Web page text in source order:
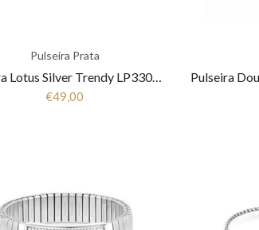
Pulseira Prata
Pulseira Lotus Silver Trendy LP3306-2/1 Mulher Prata
€49,00